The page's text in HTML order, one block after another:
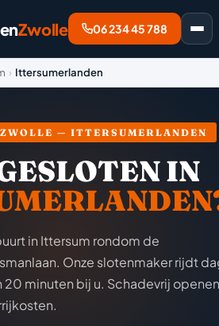
Zwolle 06 234 45 788
› Ittersumerlanden
— ITTERSUMERLANDEN
IN
in Ittersum rondom de
Onze slotenmaker rijdt
minuten bij u. Schadevrij